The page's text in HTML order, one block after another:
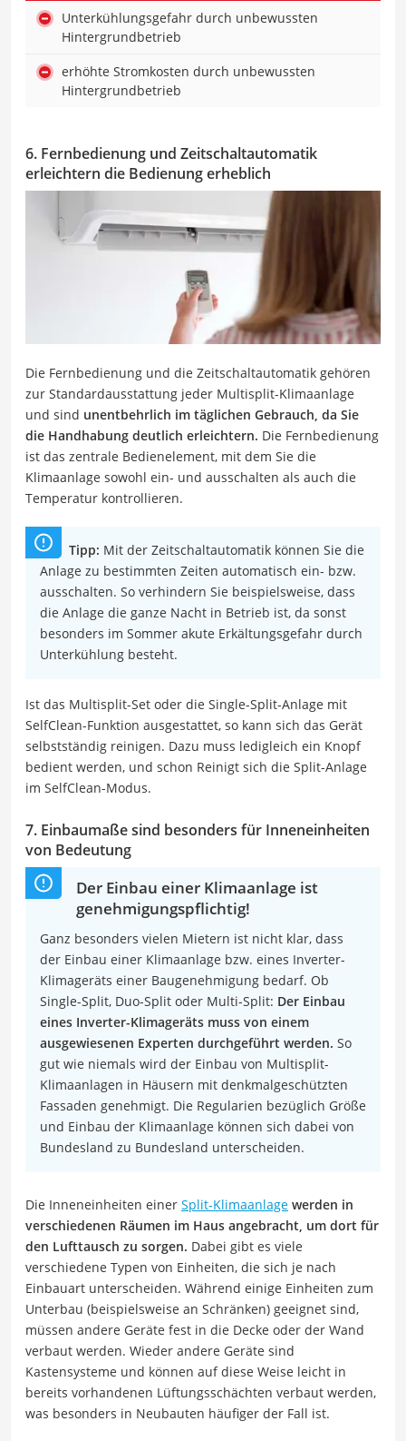
Unterkühlungsgefahr durch unbewussten
Hintergrundbetrieb
erhöhte Stromkosten durch unbewussten
Hintergrundbetrieb
6. Fernbedienung und Zeitschaltautomatik
erleichtern die Bedienung erheblich
Die Fernbedienung und die Zeitschaltautomatik gehören
zur Standardausstattung jeder Multisplit-Klimaanlage
und sind unentbehrlich im täglichen Gebrauch, da Sie
die Handhabung deutlich erleichtern. Die Fernbedienung
ist das zentrale Bedienelement, mit dem Sie die
Klimaanlage sowohl ein- und ausschalten als auch die
Temperatur kontrollieren.
Tipp: Mit der Zeitschaltautomatik können Sie die
Anlage zu bestimmten Zeiten automatisch ein- bzw.
ausschalten. So verhindern Sie beispielsweise, dass
die Anlage die ganze Nacht in Betrieb ist, da sonst
besonders im Sommer akute Erkältungsgefahr durch
Unterkühlung besteht.
Ist das Multisplit-Set oder die Single-Split-Anlage mit
SelfClean-Funktion ausgestattet, so kann sich das Gerät
selbstständig reinigen. Dazu muss ledigleich ein Knopf
bedient werden, und schon Reinigt sich die Split-Anlage
im SelfClean-Modus.
7. Einbaumaße sind besonders für Inneneinheiten
von Bedeutung
Der Einbau einer Klimaanlage ist
genehmigungspflichtig!
Ganz besonders vielen Mietern ist nicht klar, dass
der Einbau einer Klimaanlage bzw. eines Inverter-
Klimageräts einer Baugenehmigung bedarf. Ob
Single-Split, Duo-Split oder Multi-Split: Der Einbau
eines Inverter-Klimageräts muss von einem
ausgewiesenen Experten durchgeführt werden. So
gut wie niemals wird der Einbau von Multisplit-
Klimaanlagen in Häusern mit denkmalgeschützten
Fassaden genehmigt. Die Regularien bezüglich Größe
und Einbau der Klimaanlage können sich dabei von
Bundesland zu Bundesland unterscheiden.
Die Inneneinheiten einer Split-Klimaanlage werden in
verschiedenen Räumen im Haus angebracht, um dort für
den Lufttausch zu sorgen. Dabei gibt es viele
verschiedene Typen von Einheiten, die sich je nach
Einbauart unterscheiden. Während einige Einheiten zum
Unterbau (beispielsweise an Schränken) geeignet sind,
müssen andere Geräte fest in die Decke oder der Wand
verbaut werden. Wieder andere Geräte sind
Kastensysteme und können auf diese Weise leicht in
bereits vorhandenen Lüftungsschächten verbaut werden,
was besonders in Neubauten häufiger der Fall ist.